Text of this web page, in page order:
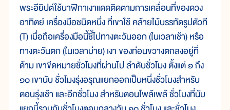
พระอียิปต์ใช้นาฬิกาเงาแดดติดตามการเคลื่อนที่ของดวง
อาทิตย์ เครื่องมือชนิดหนึ่ง ที่เขาใช้ คล้ายไม้บรรทัดรูปตัวที
(T) เมื่อถือเครื่องมือนี้ชี้ไปทางตะวันออก (ในเวลาเช้า) หรือ
ทางตะวันตก (ในเวลาบ่าย) เงา ของท่อนขวางตกลงอยู่ที่
ด้าม เขาขีดหมายชั่วโมงที่ผ่านไป ลำดับชั่วโมง ตั้งแต่ ๑ ถึง
๑๐ เขานับ ชั่วโมงรุ่งอรุณแยกออกเป็นหนึ่งชั่วโมงสำหรับ
ตอนรุ่งเช้า และอีกชั่วโมง สำหรับตอนโพล้เพล้ ชั่วโมงที่นับ